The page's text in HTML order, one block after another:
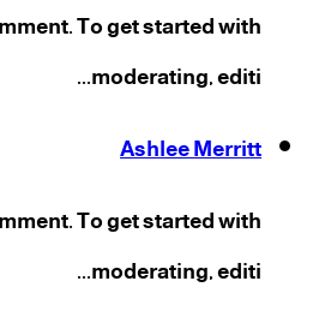
To get started with
moderating, editi...
Ashlee Merritt
To get started with
moderating, editi...